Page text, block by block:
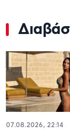
07.08.2026, 22:14